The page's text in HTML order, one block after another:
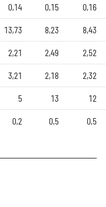
0,14 0,15 0,16
13,73 8,23 8,43
2,21 2,49 2,52
3,21 2,18 2,32
5 13 12
0,2 0,5 0,5